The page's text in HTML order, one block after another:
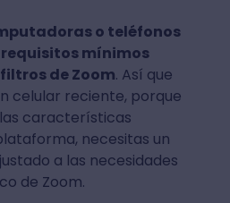
o teléfonos
mínimos
de Zoom. Así que
celular reciente, porque
características
necesitas un
a las necesidades
de Zoom.